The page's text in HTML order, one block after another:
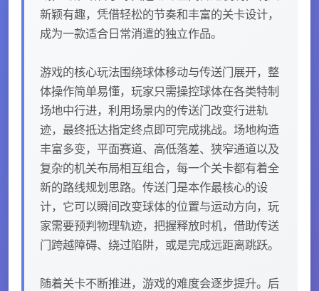
新颖有趣，凭借轻松的节奏和丰富的关卡设计，
成为一款适合日常消遣的独立作品。
游戏的核心玩法围绕球体移动与传送门展开，整
体操作简单易懂，玩家只需操控球体在各类特制
场地中行进，利用场景内的传送门改变行进轨
迹，最终抵达指定终点即可完成挑战。场地构造
丰富多变，平面赛道、高低落差、狭窄通道以及
复杂的机关布局相互组合，每一个关卡都有着全
新的路线规划思路。传送门是本作最核心的设
计，它可以瞬间改变球体的位置与运动方向，玩
家需要预判物理轨迹，把握释放时机，借助传送
门跨越障碍、绕过陷阱，或是完成远距离跳跃。
随着关卡不断推进，游戏的难度会逐步提升。后